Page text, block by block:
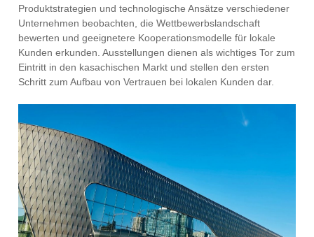
Produktstrategien und technologische Ansätze verschiedener
Unternehmen beobachten, die Wettbewerbslandschaft
bewerten und geeignetere Kooperationsmodelle für lokale
Kunden erkunden. Ausstellungen dienen als wichtiges Tor zum
Eintritt in den kasachischen Markt und stellen den ersten
Schritt zum Aufbau von Vertrauen bei lokalen Kunden dar.